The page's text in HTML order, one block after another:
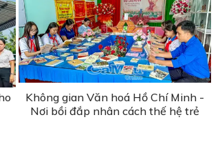
Không gian Văn hoá Hồ Chí Minh -
Nơi bồi đắp nhân cách thế hệ trẻ